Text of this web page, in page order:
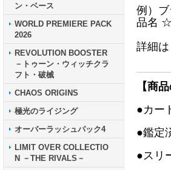
ン・ベース
WORLD PREMIERE PACK
2026
REVOLUTION BOOSTER
－トゥーン・ウィッチクラ
フト・破械
CHAOS ORIGINS
極光のライジング
オーバーラッシュパック4
LIMIT OVER COLLECTIO
N －THE RIVALS－
例）
品名 ☆
詳細は
【商
●カー
●鑑定
●スリ